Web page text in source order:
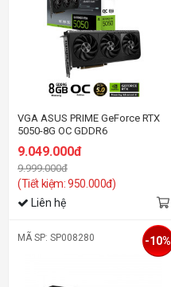
VGA ASUS PRIME GeForce RTX
5050-8G OC GDDR6
9.049.000đ
9.999.000đ
(Tiết kiệm: 950.000đ)
Liên hệ
MÃ SP: SP008280 -10%